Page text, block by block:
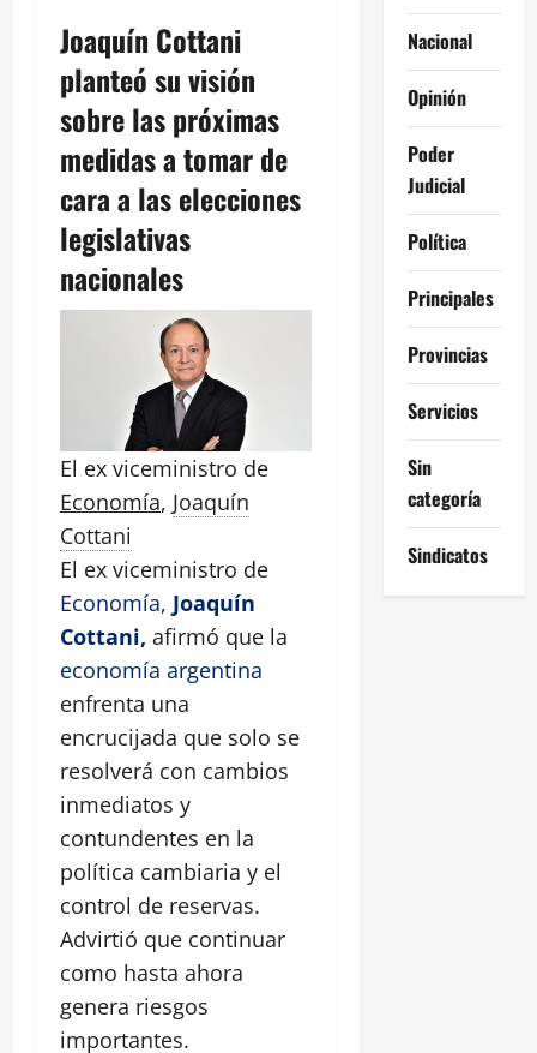
Joaquín Cottani
planteó su visión
sobre las próximas
medidas a tomar de
cara a las elecciones
legislativas
nacionales
El ex viceministro de
Economía, Joaquín
Cottani
El ex viceministro de
Economía, Joaquín
Cottani, afirmó que la
economía argentina
enfrenta una
encrucijada que solo se
resolverá con cambios
inmediatos y
contundentes en la
política cambiaria y el
control de reservas.
Advirtió que continuar
como hasta ahora
genera riesgos
importantes.
Nacional
Opinión
Poder
Judicial
Política
Principales
Provincias
Servicios
Sin
categoría
Sindicatos